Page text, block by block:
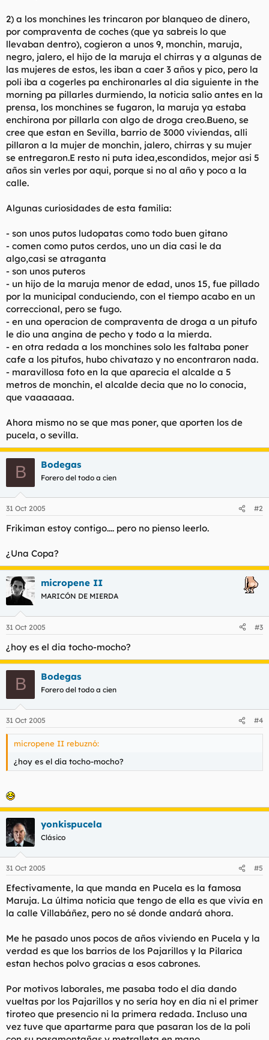
2) a los monchines les trincaron por blanqueo de dinero,
por compraventa de coches (que ya sabreis lo que
llevaban dentro), cogieron a unos 9, monchin, maruja,
negro, jalero, el hijo de la maruja el chirras y a algunas de
las mujeres de estos, les iban a caer 3 años y pico, pero la
poli iba a cogerles pa enchironarles al dia siguiente in the
morning pa pillarles durmiendo, la noticia salio antes en la
prensa, los monchines se fugaron, la maruja ya estaba
enchirona por pillarla con algo de droga creo.Bueno, se
cree que estan en Sevilla, barrio de 3000 viviendas, alli
pillaron a la mujer de monchin, jalero, chirras y su mujer
se entregaron.E resto ni puta idea,escondidos, mejor asi 5
años sin verles por aqui, porque si no al año y poco a la
calle.
Algunas curiosidades de esta familia:
- son unos putos ludopatas como todo buen gitano
- comen como putos cerdos, uno un dia casi le da
algo,casi se atraganta
- son unos puteros
- un hijo de la maruja menor de edad, unos 15, fue pillado
por la municipal conduciendo, con el tiempo acabo en un
correccional, pero se fugo.
- en una operacion de compraventa de droga a un pitufo
le dio una angina de pecho y todo a la mierda.
- en otra redada a los monchines solo les faltaba poner
cafe a los pitufos, hubo chivatazo y no encontraron nada.
- maravillosa foto en la que aparecia el alcalde a 5
metros de monchin, el alcalde decia que no lo conocia,
que vaaaaaaa.
Ahora mismo no se que mas poner, que aporten los de
pucela, o sevilla.
B Bodegas
Forero del todo a cien
31 Oct 2005 #2
Frikiman estoy contigo.... pero no pienso leerlo.
¿Una Copa?
micropene II
MARICÓN DE MIERDA
31 Oct 2005 #3
¿hoy es el dia tocho-mocho?
B Bodegas
Forero del todo a cien
31 Oct 2005 #4
micropene II rebuznó:
¿hoy es el dia tocho-mocho?
yonkispucela
Clásico
31 Oct 2005 #5
Efectivamente, la que manda en Pucela es la famosa
Maruja. La última noticia que tengo de ella es que vivía en
la calle Villabáñez, pero no sé donde andará ahora.
Me he pasado unos pocos de años viviendo en Pucela y la
verdad es que los barrios de los Pajarillos y la Pilarica
estan hechos polvo gracias a esos cabrones.
Por motivos laborales, me pasaba todo el día dando
vueltas por los Pajarillos y no sería hoy en día ni el primer
tiroteo que presencio ni la primera redada. Incluso una
vez tuve que apartarme para que pasaran los de la poli